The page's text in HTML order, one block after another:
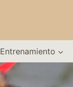
Entrenamiento